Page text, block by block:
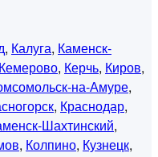
, Калуга, Каменск-
Кемерово, Керчь, Киров,
на-Амуре,
, Краснодар,
Шахтинский,
, Колпино, Кузнецк,